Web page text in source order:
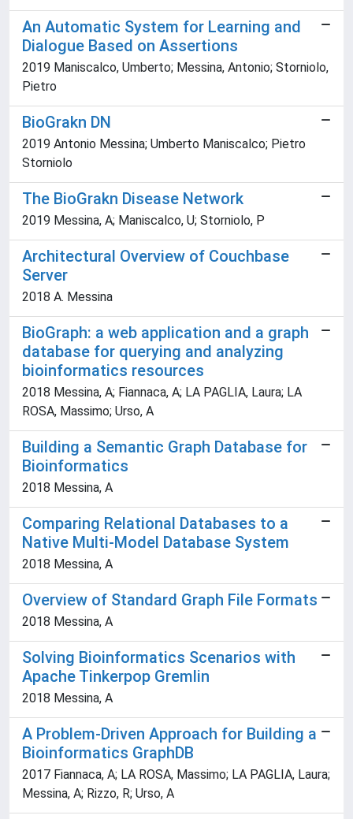
An Automatic System for Learning and
Dialogue Based on Assertions
2019 Maniscalco, Umberto; Messina, Antonio; Storniolo,
Pietro
BioGrakn DN
2019 Antonio Messina; Umberto Maniscalco; Pietro
Storniolo
The BioGrakn Disease Network
2019 Messina, A; Maniscalco, U; Storniolo, P
Architectural Overview of Couchbase
Server
2018 A. Messina
BioGraph: a web application and a graph
database for querying and analyzing
bioinformatics resources
2018 Messina, A; Fiannaca, A; LA PAGLIA, Laura; LA
ROSA, Massimo; Urso, A
Building a Semantic Graph Database for
Bioinformatics
2018 Messina, A
Comparing Relational Databases to a
Native Multi-Model Database System
2018 Messina, A
Overview of Standard Graph File Formats
2018 Messina, A
Solving Bioinformatics Scenarios with
Apache Tinkerpop Gremlin
2018 Messina, A
A Problem-Driven Approach for Building a
Bioinformatics GraphDB
2017 Fiannaca, A; LA ROSA, Massimo; LA PAGLIA, Laura;
Messina, A; Rizzo, R; Urso, A